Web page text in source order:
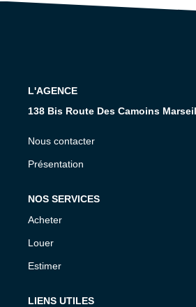
L'AGENCE
138 Bis Route Des Camoins
Nous contacter
Présentation
NOS SERVICES
Acheter
Louer
Estimer
LIENS UTILES